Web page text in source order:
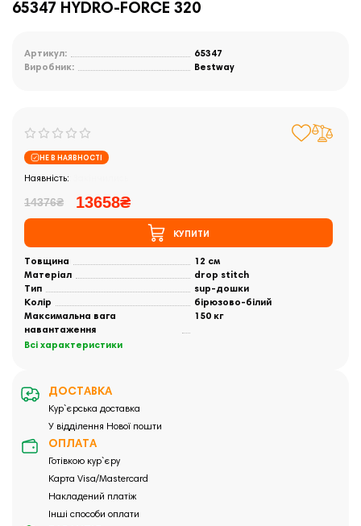
65347 HYDRO-FORCE 320
Артикул:
65347
Виробник:
Bestway
НЕ В НАЯВНОСТІ
14376₴ 13658₴
КУПИТИ
Товщина
12 см
Матеріал
drop stitch
Тип
sup-дошки
Колір
бірюзово-білий
Максимальна вага
навантаження
150 кг
Всі характеристики
ДОСТАВКА
Кур`єрська доставка
У відділення Нової пошти
ОПЛАТА
Готівкою кур`єру
Карта Visa/Mastercard
Накладений платіж
Інші способи оплати